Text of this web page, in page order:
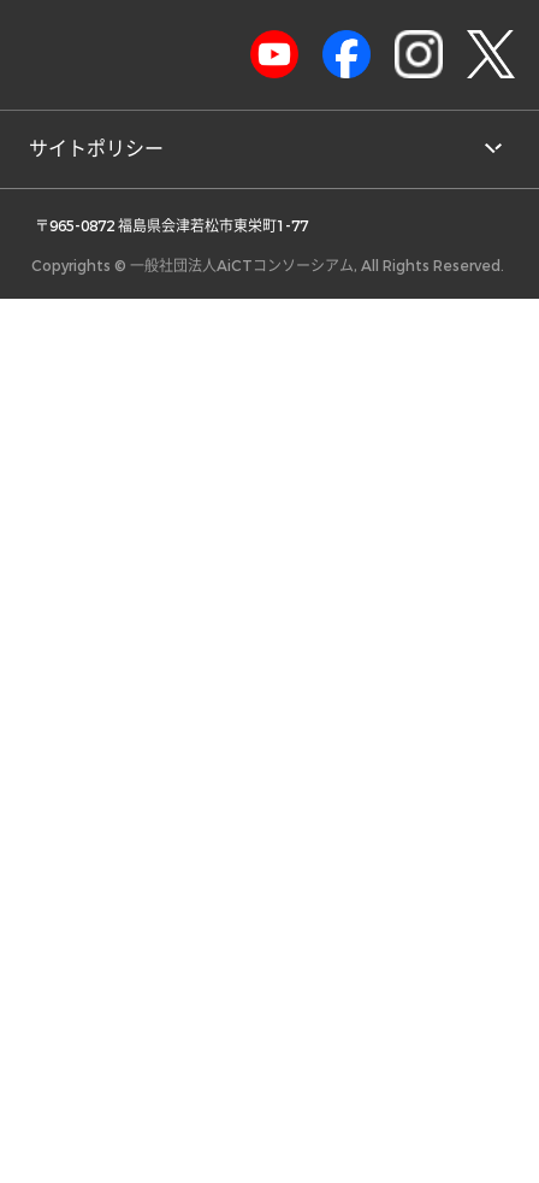
サイトポリシー
〒965-0872 福島県会津若松市東栄町1-77
Copyrights © 一般社団法人AiCTコンソーシアム, All Rights Reserved.